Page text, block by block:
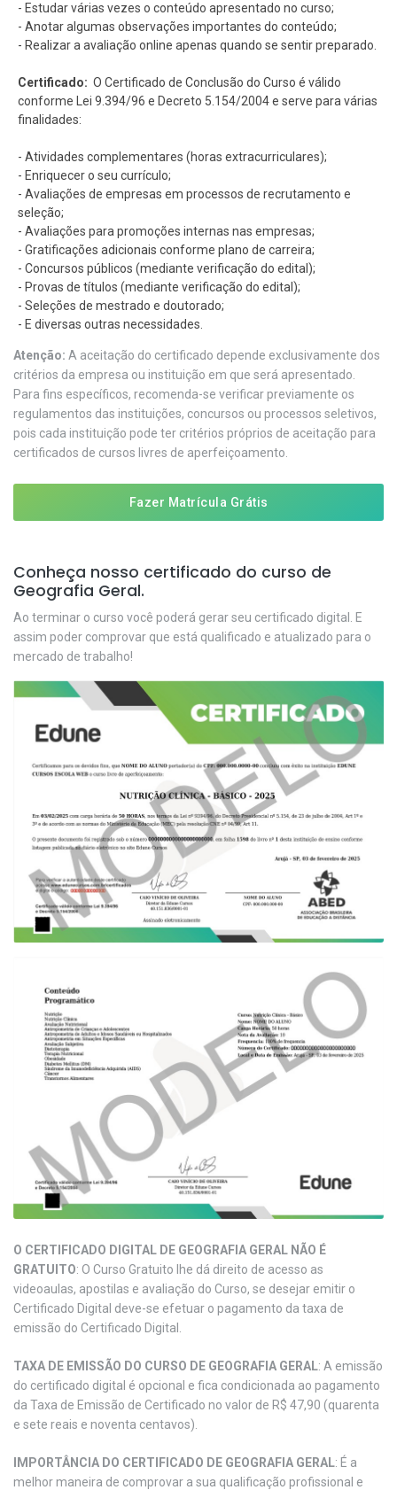
- Estudar várias vezes o conteúdo apresentado no curso;
- Anotar algumas observações importantes do conteúdo;
- Realizar a avaliação online apenas quando se sentir preparado.
Certificado: O Certificado de Conclusão do Curso é válido
conforme Lei 9.394/96 e Decreto 5.154/2004 e serve para várias
finalidades:
- Atividades complementares (horas extracurriculares);
- Enriquecer o seu currículo;
- Avaliações de empresas em processos de recrutamento e
seleção;
- Avaliações para promoções internas nas empresas;
- Gratificações adicionais conforme plano de carreira;
- Concursos públicos (mediante verificação do edital);
- Provas de títulos (mediante verificação do edital);
- Seleções de mestrado e doutorado;
- E diversas outras necessidades.
Atenção: A aceitação do certificado depende exclusivamente dos
critérios da empresa ou instituição em que será apresentado.
Para fins específicos, recomenda-se verificar previamente os
regulamentos das instituições, concursos ou processos seletivos,
pois cada instituição pode ter critérios próprios de aceitação para
certificados de cursos livres de aperfeiçoamento.
Fazer Matrícula Grátis
Conheça nosso certificado do curso de
Geografia Geral.
Ao terminar o curso você poderá gerar seu certificado digital. E
assim poder comprovar que está qualificado e atualizado para o
mercado de trabalho!
O CERTIFICADO DIGITAL DE GEOGRAFIA GERAL NÃO É
GRATUITO: O Curso Gratuito lhe dá direito de acesso as
videoaulas, apostilas e avaliação do Curso, se desejar emitir o
Certificado Digital deve-se efetuar o pagamento da taxa de
emissão do Certificado Digital.
TAXA DE EMISSÃO DO CURSO DE GEOGRAFIA GERAL: A emissão
do certificado digital é opcional e fica condicionada ao pagamento
da Taxa de Emissão de Certificado no valor de R$ 47,90 (quarenta
e sete reais e noventa centavos).
IMPORTÂNCIA DO CERTIFICADO DE GEOGRAFIA GERAL: É a
melhor maneira de comprovar a sua qualificação profissional e